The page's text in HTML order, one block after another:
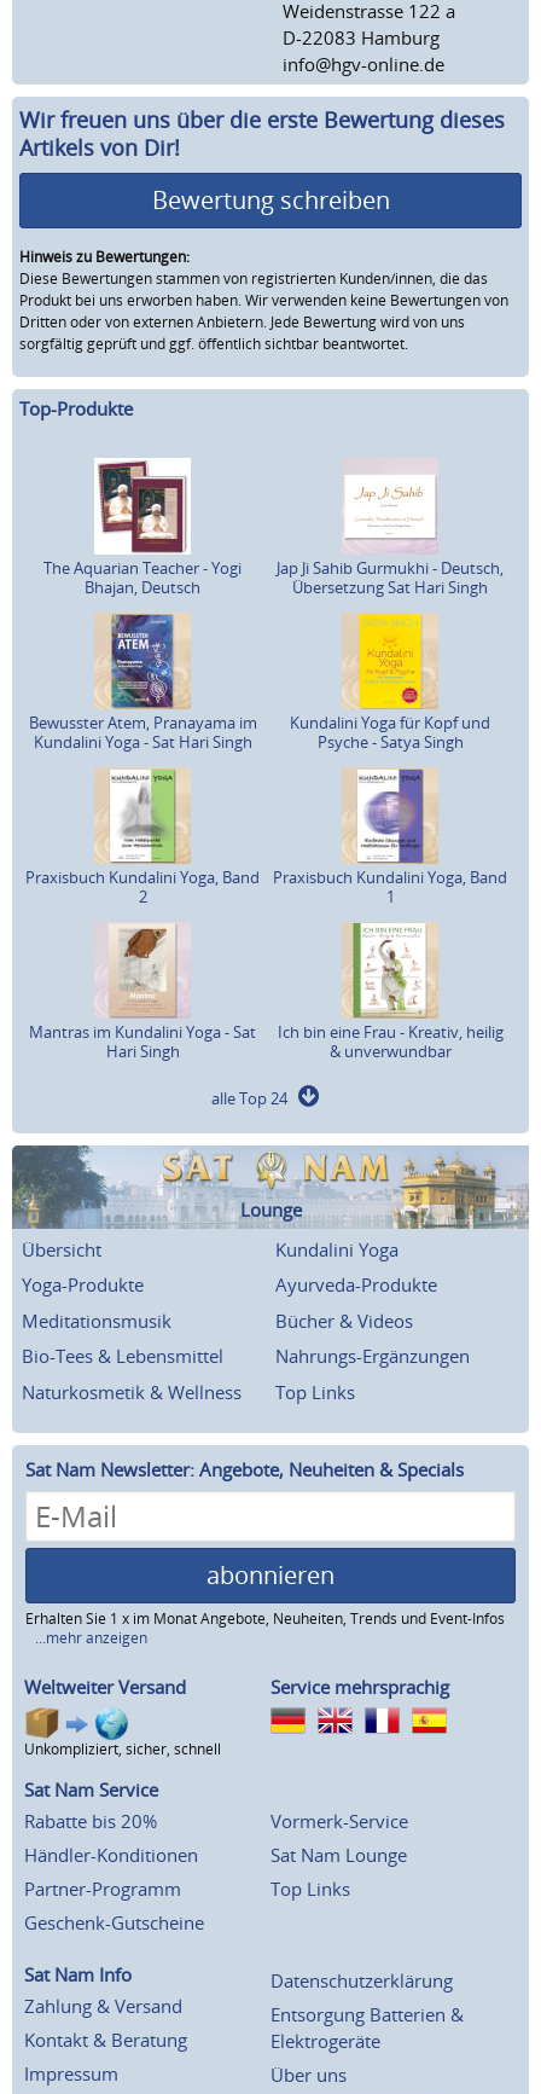
Weidenstrasse 122 a
D-22083 Hamburg
info@hgv-online.de
Wir freuen uns über die erste Bewertung dieses
Artikels von Dir!
Bewertung schreiben
Hinweis zu Bewertungen:
Diese Bewertungen stammen von registrierten Kunden/innen, die das
Produkt bei uns erworben haben. Wir verwenden keine Bewertungen von
Dritten oder von externen Anbietern. Jede Bewertung wird von uns
sorgfältig geprüft und ggf. öffentlich sichtbar beantwortet.
Top-Produkte
The Aquarian Teacher - Yogi
Bhajan, Deutsch
Jap Ji Sahib Gurmukhi - Deutsch,
Übersetzung Sat Hari Singh
Bewusster Atem, Pranayama im
Kundalini Yoga - Sat Hari Singh
Kundalini Yoga für Kopf und
Psyche - Satya Singh
Praxisbuch Kundalini Yoga, Band
2
Praxisbuch Kundalini Yoga, Band
1
Mantras im Kundalini Yoga - Sat
Hari Singh
Ich bin eine Frau - Kreativ, heilig
& unverwundbar
alle Top 24
Lounge
Übersicht
Kundalini Yoga
Yoga-Produkte
Ayurveda-Produkte
Meditationsmusik
Bücher & Videos
Bio-Tees & Lebensmittel
Nahrungs-Ergänzungen
Naturkosmetik & Wellness
Top Links
Sat Nam Newsletter: Angebote, Neuheiten & Specials
abonnieren
Erhalten Sie 1 x im Monat Angebote, Neuheiten, Trends und Event-Infos
...mehr anzeigen
Weltweiter Versand
Unkompliziert, sicher, schnell
Service mehrsprachig
Sat Nam Service
Rabatte bis 20%
Händler-Konditionen
Partner-Programm
Geschenk-Gutscheine
Vormerk-Service
Sat Nam Lounge
Top Links
Sat Nam Info
Zahlung & Versand
Kontakt & Beratung
Impressum
Datenschutzerklärung
Entsorgung Batterien &
Elektrogeräte
Über uns